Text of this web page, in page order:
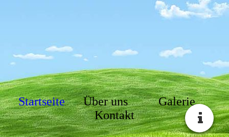
Startseite Über uns
Galerie
Kontakt